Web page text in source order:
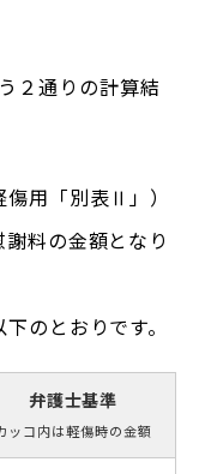
２通りの計算結
用「別表Ⅱ」）
料の金額となり
のとおりです。
弁護士基準
ッコ内は軽傷時の金額